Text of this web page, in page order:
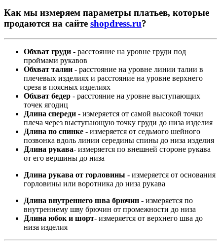
Как мы измеряем параметры платьев, которые
продаются на сайте shopdress.ru?
Обхват груди - расстояние на уровне груди под
проймами рукавов
Обхват талии - расстояние на уровне линии талии в
плечевых изделиях и расстояние на уровне верхнего
среза в поясных изделиях
Обхват бедер - расстояние на уровне выступающих
точек ягодиц
Длина спереди - измеряется от самой высокой точки
плеча через выступающую точку груди до низа изделия
Длина по спинке - измеряется от седьмого шейного
позвонка вдоль линии середины спины до низа изделия
Длина рукава- измеряется по внешней стороне рукава
от его вершины до низа
Длина рукава от горловины - измеряется от основания
горловины или воротника до низа рукава
Длина внутреннего шва брючин - измеряется по
внутреннему шву брючин от промежности до низа
Длина юбок и шорт- измеряется от верхнего шва до
низа изделия